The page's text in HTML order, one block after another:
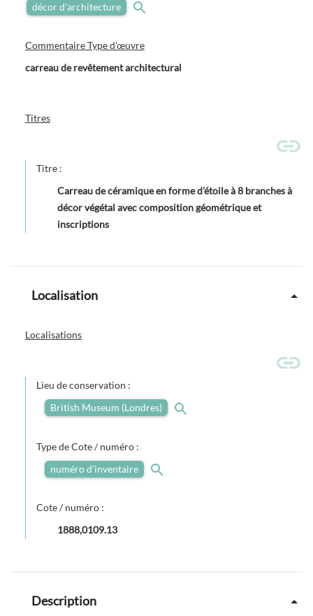
décor d'architecture
Commentaire Type d'œuvre
carreau de revêtement architectural
Titres
Titre :
Carreau de céramique en forme d'étoile à 8 branches à
décor végétal avec composition géométrique et
inscriptions
Localisation
Localisations
Lieu de conservation :
British Museum (Londres)
Type de Cote / numéro :
numéro d'inventaire
Cote / numéro :
1888,0109.13
Description